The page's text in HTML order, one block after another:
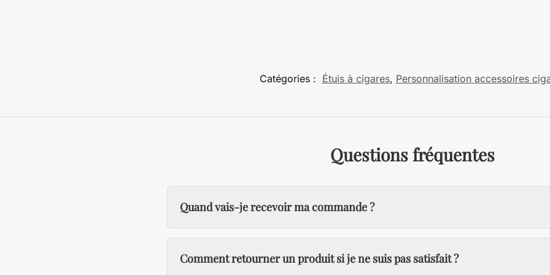
Catégories : Étuis à cigares, Personnalisation accessoires
Questions fréquentes
Quand vais-je recevoir ma commande ?
Comment retourner un produit si je ne suis pas satisfait ?